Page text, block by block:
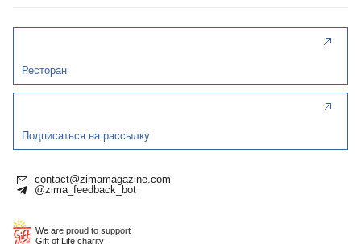
Ресторан
Подписаться на рассылку
contact@zimamagazine.com
@zima_feedback_bot
We are proud to support
Gift of Life charity